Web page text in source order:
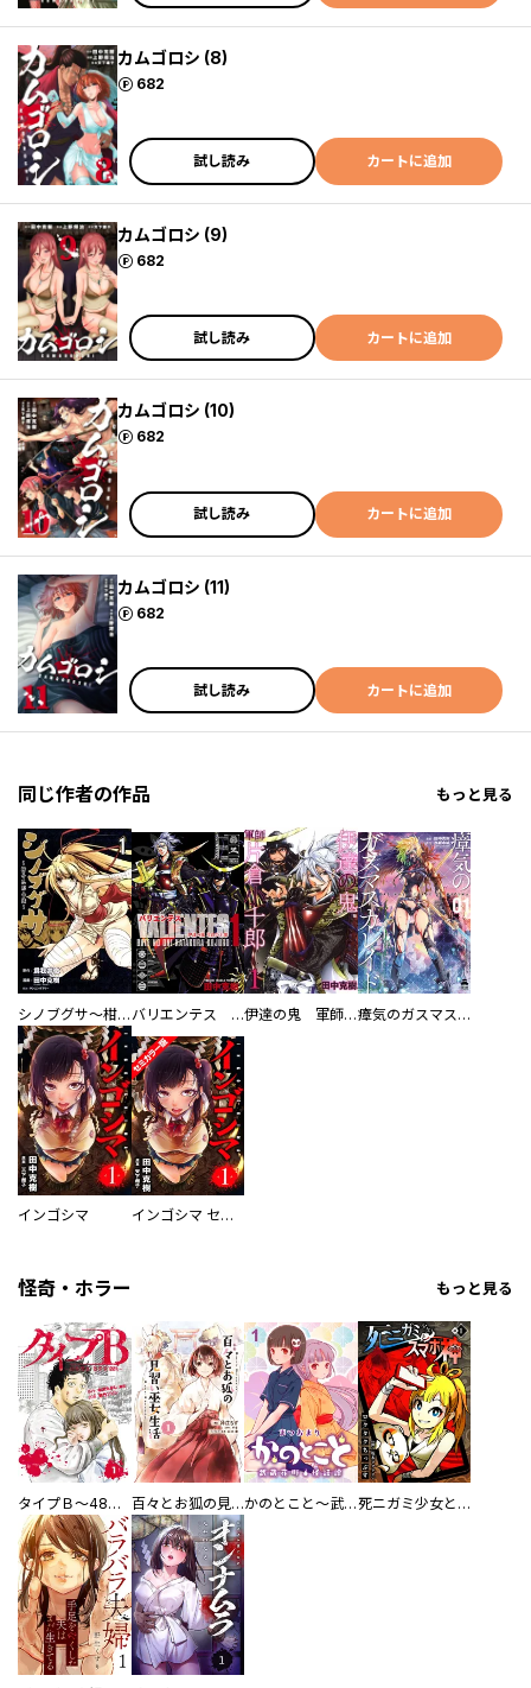
カムゴロシ (8)
682
ポイント
試し読み カートに追加
カムゴロシ (9)
682
ポイント
試し読み カートに追加
カムゴロシ (10)
682
ポイント
試し読み カートに追加
カムゴロシ (11)
682
ポイント
試し読み カートに追加
同じ作者の作品 もっと見る
シノブグサ～柑子忍形由緒～ バリエンテス 伊達の鬼 片倉小十郎 伊達の鬼 軍師 片倉小十郎 瘴気のガスマスカレイド
インゴシマ インゴシマ セミカラー版
怪奇・ホラー もっと見る
タイプＢ～48時間後、致死率100％～【単話】 百々とお狐の見習い巫女生活【単行本版】 かのとこと～武蔵花町怪話譚～ 【連載版】 死ニガミ少女とスマホ神